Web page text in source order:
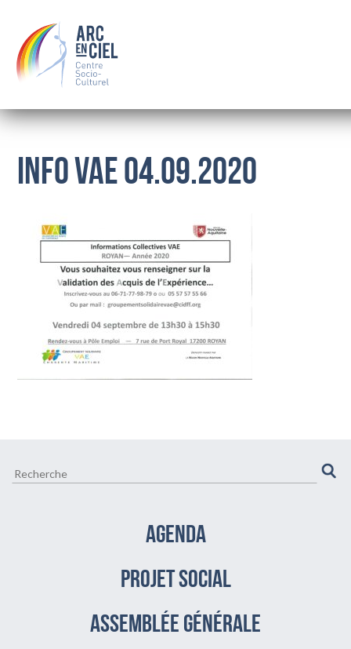
LE CONSEIL D’ADMINISTRATION
LES SALARIÉS
OÙ NOUS TROUVER
BOURSE
SOLIDARITÉ
CULTURE ET VIE LOCALE
BIEN-ÊTRE VIEILLIR BIEN
INFO VAE 04.09.2020
AGENDA
PROJET SOCIAL
assemblée générale